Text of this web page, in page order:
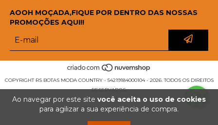
Ao navegar por este site você aceita o uso de cookies
para agilizar a sua experiência de compra.
AOOH MOÇADA,FIQUE POR DENTRO DAS NOSSAS
PROMOÇÕES AQUI!!
COPYRIGHT RS BOTAS MODA COUNTRY - 54219184000104 - 2026. TODOS OS DIREITOS
RESERVADOS.